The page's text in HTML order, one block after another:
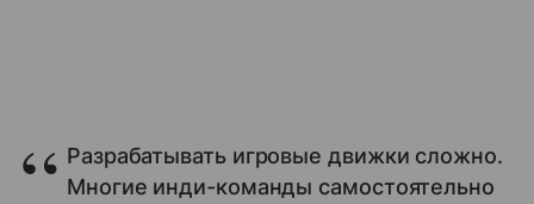
Разрабатывать игровые движки сложно.
Многие инди-команды самостоятельно